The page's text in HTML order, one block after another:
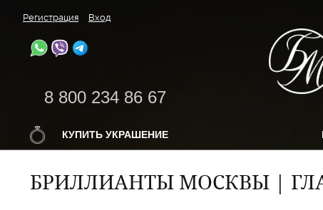
Регистрация Вход
8 800 234 86 67
КУПИТЬ УКРАШЕНИЕ
БРИЛЛИАНТЫ МОСКВЫ |